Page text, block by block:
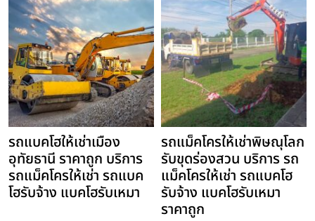
รถแบคโฮให้เช่าเมือง
อุทัยธานี ราคาถูก บริการ
รถแม็คโครให้เช่า รถแบค
โฮรับจ้าง แบคโฮรับเหมา
รถแม็คโครให้เช่าพิษณุโลก
รับขุดร่องสวน บริการ รถ
แม็คโครให้เช่า รถแบคโฮ
รับจ้าง แบคโฮรับเหมา
ราคาถูก